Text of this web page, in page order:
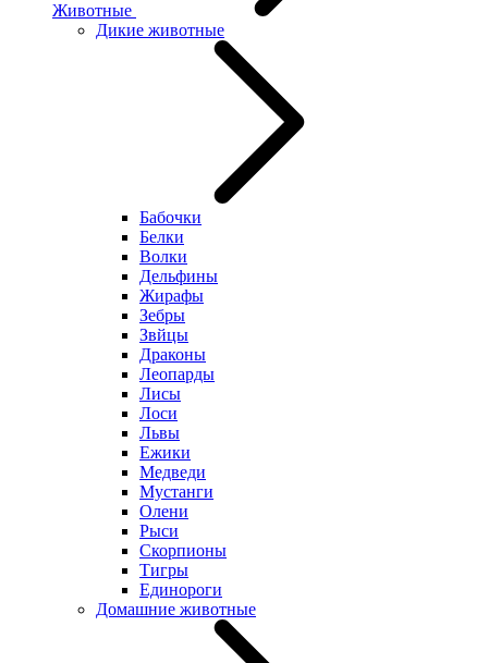
Животные
Дикие животные
Бабочки
Белки
Волки
Дельфины
Жирафы
Зебры
Звйцы
Драконы
Леопарды
Лисы
Лоси
Львы
Ежики
Медведи
Мустанги
Олени
Рыси
Скорпионы
Тигры
Единороги
Домашние животные